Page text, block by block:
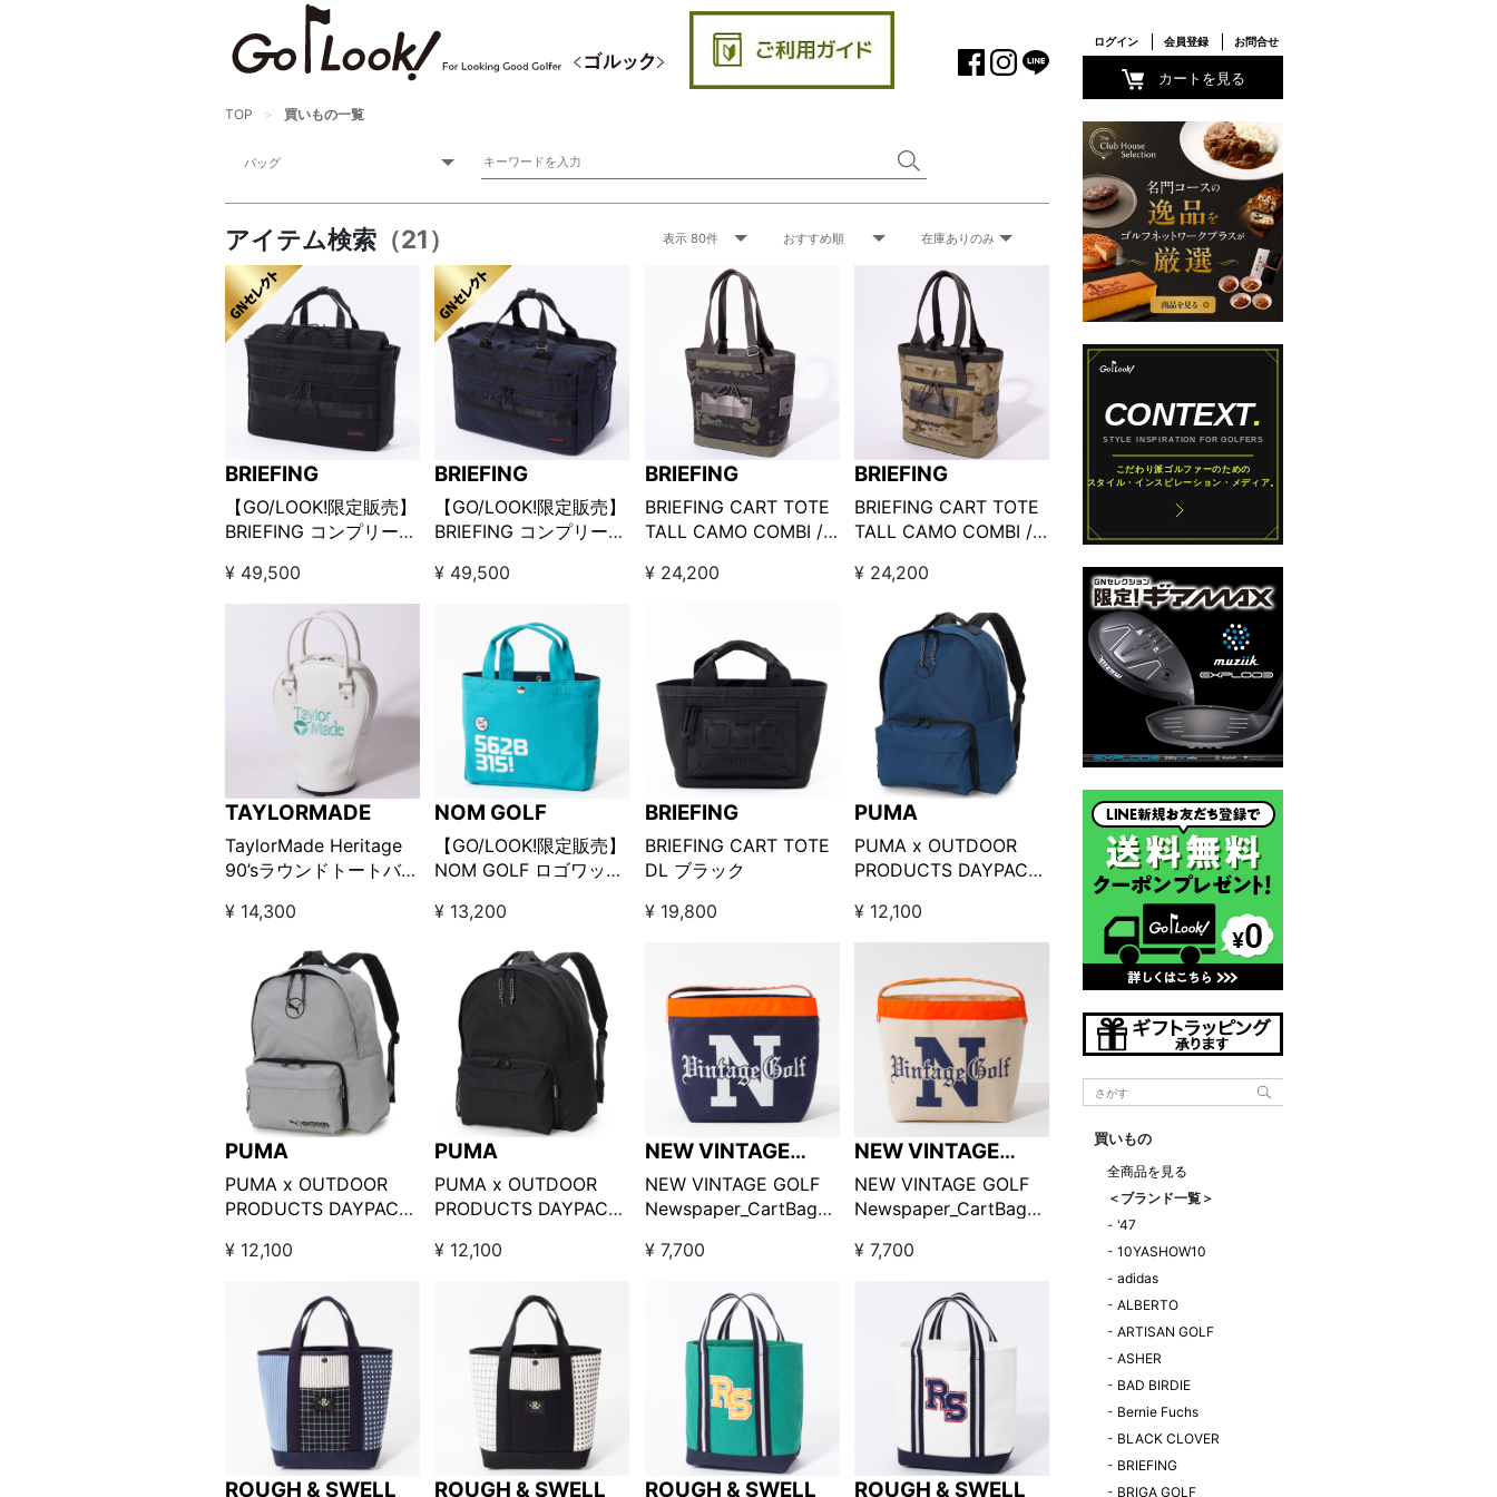
TOP 買いもの一覧
アイテム検索 （21）
BRIEFING
【GO/LOOK!限定販売】
BRIEFING コンプリー
ック □
¥ 49,500
BRIEFING
【GO/LOOK!限定販売】
BRIEFING コンプリー
クネイビー □
¥ 49,500
BRIEFING
BRIEFING CART TOTE
TALL CAMO COMBI /
BLK×R.GREEN
¥ 24,200
BRIEFING
BRIEFING CART TOTE
TALL CAMO COMBI /
系）
¥ 24,200
TAYLORMADE
TaylorMade Heritage
90’sラウンドトートバッ
¥ 14,300
NOM GOLF
【GO/LOOK!限定販売】
NOM GOLF ロゴワッペ
562B315! スカイブルー
¥ 13,200
BRIEFING
BRIEFING CART TOTE
DL ブラック
¥ 19,800
PUMA
PUMA x OUTDOOR
PRODUCTS DAYPACK
¥ 12,100
PUMA
PUMA x OUTDOOR
PRODUCTS DAYPACK
¥ 12,100
PUMA
PUMA x OUTDOOR
PRODUCTS DAYPACK
¥ 12,100
NEW VINTAGE
GOLF
NEW VINTAGE GOLF
Newspaper_CartBag
ーパーカートバッグ
¥ 7,700
NEW VINTAGE
GOLF
NEW VINTAGE GOLF
Newspaper_CartBag
ーパーカートバッグ
¥ 7,700
ROUGH & SWELL ROUGH & SWELL ROUGH & SWELL ROUGH & SWELL
ログイン 会員登録 お問合せ
カートを見る
買いもの
全商品を見る
＜ブランド一覧＞
- '47
- 10YASHOW10
- adidas
- ALBERTO
- ARTISAN GOLF
- ASHER
- BAD BIRDIE
- Bernie Fuchs
- BLACK CLOVER
- BRIEFING
- BRIGA GOLF